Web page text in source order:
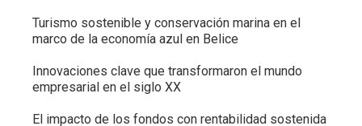
Turismo sostenible y conservación marina en el
marco de la economía azul en Belice
Innovaciones clave que transformaron el mundo
empresarial en el siglo XX
El impacto de los fondos con rentabilidad sostenida